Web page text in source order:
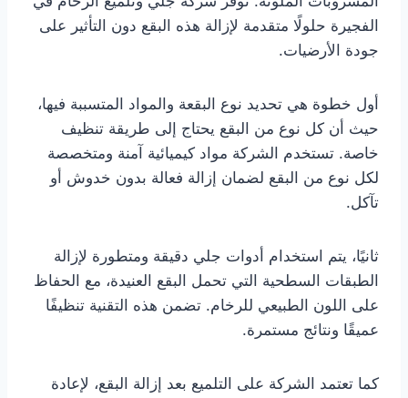
الفجيرة حلولًا متقدمة لإزالة هذه البقع دون التأثير على
جودة الأرضيات.
أول خطوة هي تحديد نوع البقعة والمواد المتسببة فيها،
حيث أن كل نوع من البقع يحتاج إلى طريقة تنظيف
خاصة. تستخدم الشركة مواد كيميائية آمنة ومتخصصة
لكل نوع من البقع لضمان إزالة فعالة بدون خدوش أو
تآكل.
ثانيًا، يتم استخدام أدوات جلي دقيقة ومتطورة لإزالة
الطبقات السطحية التي تحمل البقع العنيدة، مع الحفاظ
على اللون الطبيعي للرخام. تضمن هذه التقنية تنظيفًا
عميقًا ونتائج مستمرة.
كما تعتمد الشركة على التلميع بعد إزالة البقع، لإعادة